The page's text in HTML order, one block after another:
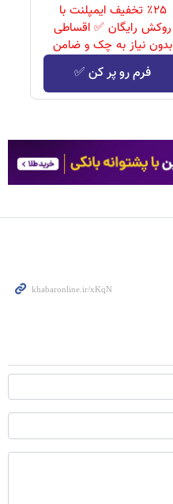
٪۲۵ تخفیف ایمپلنت با
روکش رایگان ✅ اقساطی
بدون نیاز به چک و ضامن
فرم رو پر کن ✅